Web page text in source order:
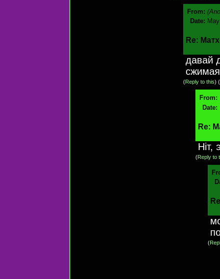
From:
Date:
Re: Матх
давай
(Reply to this) (
From:
Date:
Re:
Нiт,
(Reply to
(